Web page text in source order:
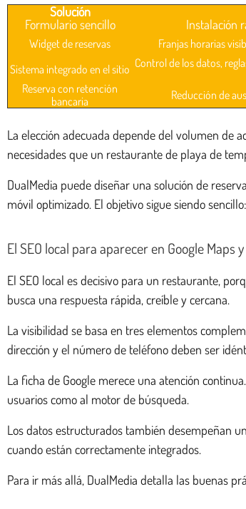
Solución
Formulario sencillo
Instalación
Widget de reservas Franjas horarias
Sistema integrado en el sitio Control de los datos,
Reserva con retención
bancaria
Reducción de
La elección adecuada depende del volumen de
necesidades que un restaurante de playa de
DualMedia puede diseñar una solución de
móvil optimizado. El objetivo sigue siendo
El SEO local para aparecer en Google
El SEO local es decisivo para un restaurante,
busca una respuesta rápida, creíble y cercana.
La visibilidad se basa en tres elementos
dirección y el número de teléfono deben ser
La ficha de Google merece una atención
usuarios como al motor de búsqueda.
Los datos estructurados también desempeñan
cuando están correctamente integrados.
Para ir más allá, DualMedia detalla las buenas